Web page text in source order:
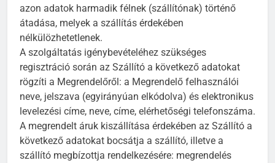
azon adatok harmadik félnek (szállítónak) történő
átadása, melyek a szállítás érdekében
nélkülözhetetlenek.
A szolgáltatás igénybevételéhez szükséges
regisztráció során az Szállító a következő adatokat
rögzíti a Megrendelőről: a Megrendelő felhasználói
neve, jelszava (egyirányúan elkódolva) és elektronikus
levelezési címe, neve, címe, elérhetőségi telefonszáma.
A megrendelt áruk kiszállítása érdekében az Szállító a
következő adatokat bocsátja a szállító, illetve a
szállító megbízottja rendelkezésére: megrendelés